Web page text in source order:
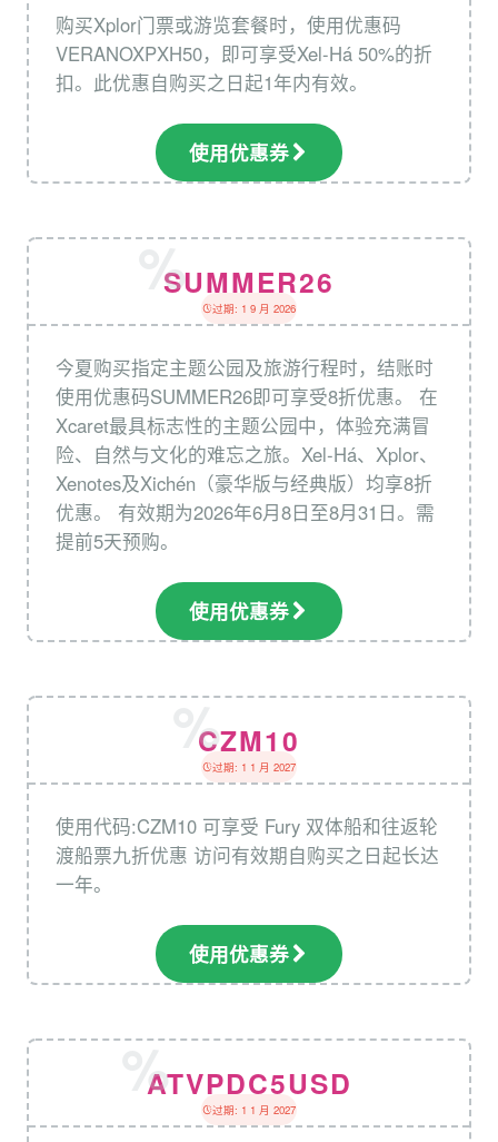
购买Xplor门票或游览套餐时，使用优惠码
VERANOXPXH50，即可享受Xel-Há 50%的折
扣。此优惠自购买之日起1年内有效。
使用优惠券
过期: 1 9 月 2026
SUMMER26
今夏购买指定主题公园及旅游行程时，结账时
使用优惠码SUMMER26即可享受8折优惠。 在
Xcaret最具标志性的主题公园中，体验充满冒
险、自然与文化的难忘之旅。Xel‑Há、Xplor、
Xenotes及Xichén（豪华版与经典版）均享8折
优惠。 有效期为2026年6月8日至8月31日。需
提前5天预购。
使用优惠券
过期: 1 1 月 2027
CZM10
使用代码:CZM10 可享受 Fury 双体船和往返轮
渡船票九折优惠 访问有效期自购买之日起长达
一年。
使用优惠券
过期: 1 1 月 2027
ATVPDC5USD